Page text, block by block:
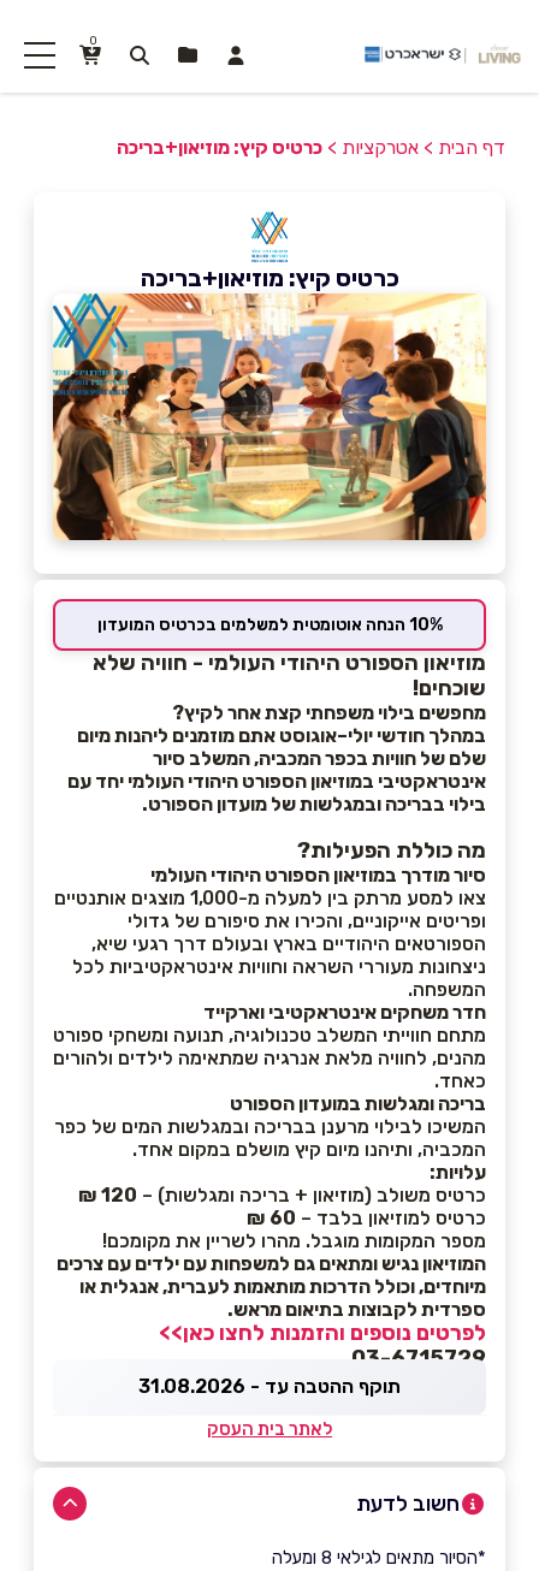
0
דף הבית > אטרקציות > כרטיס קיץ: מוזיאון+בריכה
כרטיס קיץ: מוזיאון+בריכה
10% הנחה אוטומטית למשלמים בכרטיס המועדון
מוזיאון הספורט היהודי העולמי - חוויה שלא
שוכחים!
מחפשים בילוי משפחתי קצת אחר לקיץ?
במהלך חודשי יולי–אוגוסט אתם מוזמנים ליהנות מיום
שלם של חוויות בכפר המכביה, המשלב סיור
אינטראקטיבי במוזיאון הספורט היהודי העולמי יחד עם
בילוי בבריכה ובמגלשות של מועדון הספורט.
מה כוללת הפעילות?
סיור מודרך במוזיאון הספורט היהודי העולמי
צאו למסע מרתק בין למעלה מ-1,000 מוצגים אותנטיים
ופריטים אייקוניים, והכירו את סיפורם של גדולי
הספורטאים היהודיים בארץ ובעולם דרך רגעי שיא,
ניצחונות מעוררי השראה וחוויות אינטראקטיביות לכל
המשפחה.
חדר משחקים אינטראקטיבי וארקייד
מתחם חווייתי המשלב טכנולוגיה, תנועה ומשחקי ספורט
מהנים, לחוויה מלאת אנרגיה שמתאימה לילדים ולהורים
כאחד.
בריכה ומגלשות במועדון הספורט
המשיכו לבילוי מרענן בבריכה ובמגלשות המים של כפר
המכביה, ותיהנו מיום קיץ מושלם במקום אחד.
עלויות:
כרטיס משולב (מוזיאון + בריכה ומגלשות) – 120 ₪
כרטיס למוזיאון בלבד – 60 ₪
מספר המקומות מוגבל. מהרו לשריין את מקומכם!
המוזיאון נגיש ומתאים גם למשפחות עם ילדים עם צרכים
מיוחדים, וכולל הדרכות מותאמות לעברית, אנגלית או
ספרדית לקבוצות בתיאום מראש.
לפרטים נוספים והזמנות לחצו כאן>>
03-6715729
תוקף ההטבה עד - 31.08.2026
לאתר בית העסק
חשוב לדעת
*הסיור מתאים לגילאי 8 ומעלה